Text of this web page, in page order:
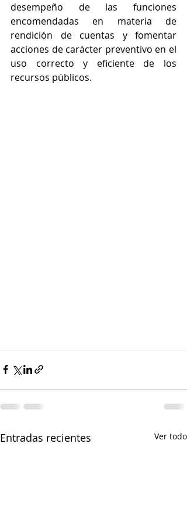
desempeño de las funciones
encomendadas en materia de
rendición de cuentas y fomentar
acciones de carácter preventivo en el
uso correcto y eficiente de los
recursos públicos.
Entradas recientes Ver todo